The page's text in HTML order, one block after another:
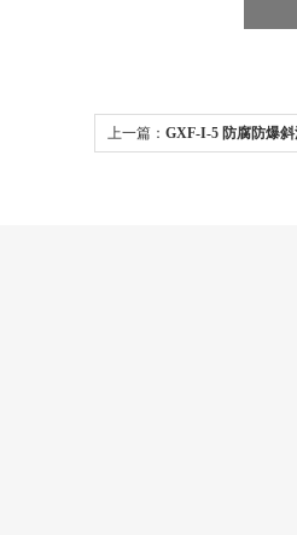
上一篇： GXF-I-5 防腐防爆